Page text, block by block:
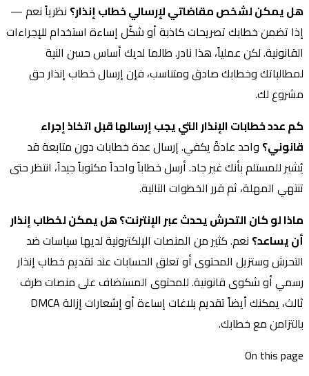
هل يمكن لشخص مقاضاتي لإرسالي خطاب إنذار؟ نظرياً نعم —
إذا تضمن خطابك تصريحات كاذبة أو شكّل إساءة استخدام للإجراءات
القانونية. لكن عملياً، هذا نادر. طالما لديك أساس حسن النية
لمطالباتك وخطابك صادق ومتناسب، فإن إرسال خطاب إنذار حق
مشروع لك.
كم عدد خطابات الإنذار التي يجب إرسالها قبل اتخاذ إجراء
قانوني؟ واحد عادةً يكفي. إرسال عدة خطابات دون متابعة قد
يُشير للمستلم بأنك غير جاد. أرسل خطاباً واحداً مكتوباً جيداً، انتظر حتى
تنتهي المهلة، ثم قرر الخطوات التالية.
ماذا لو كان التحرش يحدث عبر الإنترنت؟ هل يمكن لخطاب إنذار
أن يساعد؟ نعم. كثير من المنصات الإلكترونية لديها سياسات ضد
التحرش وستزيل المحتوى أو تعلق الحسابات عند تقديم خطاب إنذار
رسمي أو شكوى قانونية. للمحتوى المستضاف على منصات طرف
ثالث، يمكنك أيضاً تقديم بلاغات إساءة أو إشعارات إزالة DMCA
بالتزامن مع خطابك.
On this page